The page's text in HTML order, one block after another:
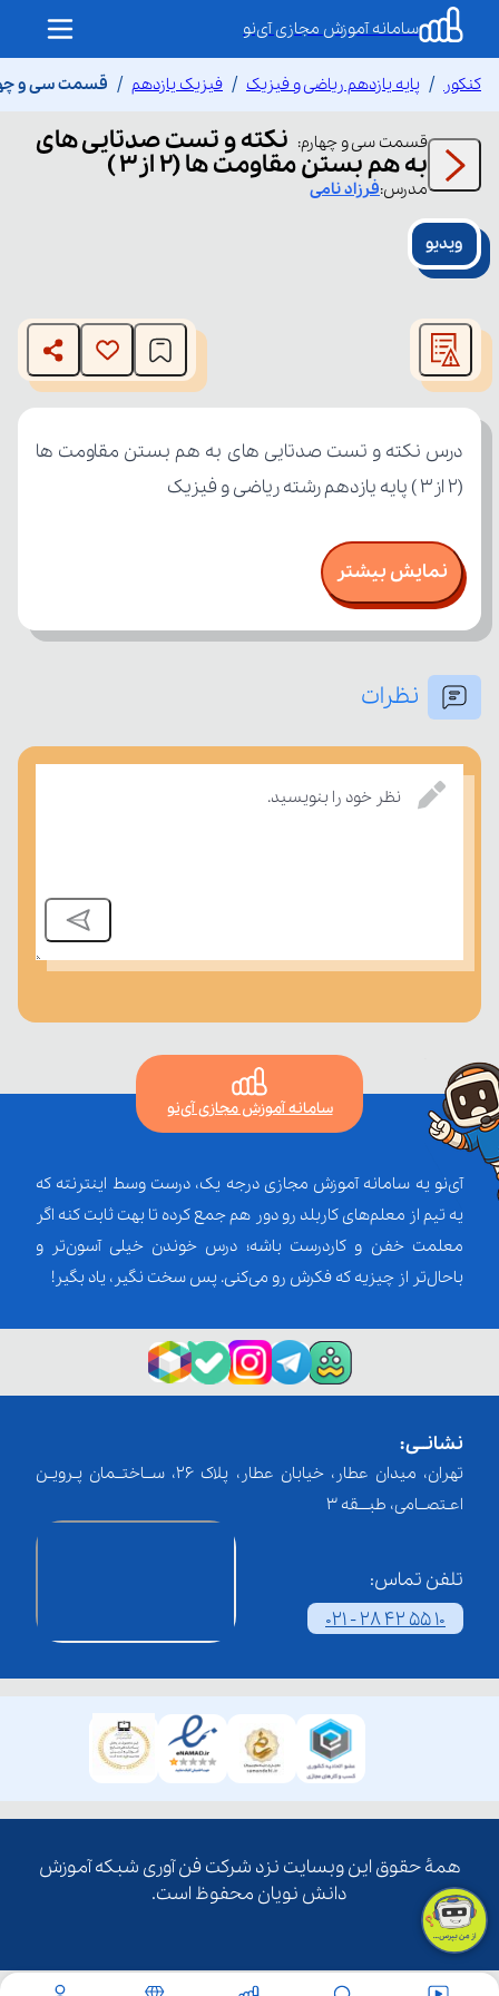
سامانه آموزش مجازی آی‌نو
کنکور پایه یازدهم ریاضی و فیزیک فیزیک یازدهم قسمت سی و
قسمت سی و چهارم: نکته و تست صدتایی های
به هم بستن مقاومت ها (۲ از۳ )
مدرس:فرزادنامی
ویدیو
modal
window.
The media could not be loaded, either because the server
or network failed or because the format is not supported.
(۲ از۳ ) پایه یازدهم رشته ریاضی و فیزیک
نمایش بیشتر
نظرات
نظر خود را بنویسید.
سامانه آموزش مجازی آی‌نو
آی‌نو یه سامانه آموزش مجازی درجه یک، درست وسط اینترنته که
یه تیم از معلم‌‌های کاربلد رو دور هم جمع کرده تا بهت ثابت کنه اگر
معلمت خفن و کاردرست باشه؛ درس خوندن خیلی آسون‌تر و
باحال‌تر از چیزیه که فکرش رو می‌کنی. پس سخت نگیر، یاد بگیر!
نشانــی:
تهران، میدان عطار، خیابان عطار، پلاک 26، ســاختــمان پـرویـن
اعـتصــامی، طبـــقه 3
تلفن تماس:
021 - 28 42 55 10
همۀ حقوق این وبسایت نزد شرکت فن آوری شبکه آموزش
دانش نویان محفوظ است.